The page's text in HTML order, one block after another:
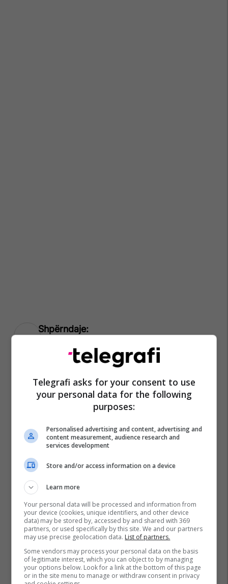
Zjarr
Telegrafi asks for your consent to use
your personal data for the following
purposes:
Personalised advertising and content, advertising and
content measurement, audience research and
services development
Store and/or access information on a device
Learn more
Your personal data will be processed and information from
your device (cookies, unique identifiers, and other device
data) may be stored by, accessed by and shared with 369
partners, or used specifically by this site. We and our partners
may use precise geolocation data. List of partners.
Some vendors may process your personal data on the basis
of legitimate interest, which you can object to by managing
your options below. Look for a link at the bottom of this page
or in the site menu to manage or withdraw consent in privacy